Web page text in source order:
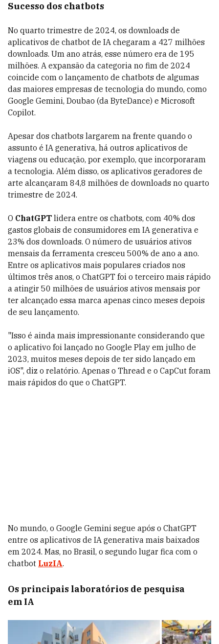
Sucesso dos chatbots
No quarto trimestre de 2024, os downloads de
aplicativos de chatbot de IA chegaram a 427 milhões
downloads. Um ano atrás, esse número era de 195
milhões. A expansão da categoria no fim de 2024
coincide com o lançamento de chatbots de algumas
das maiores empresas de tecnologia do mundo, como
Google Gemini, Doubao (da ByteDance) e Microsoft
Copilot.
Apesar dos chatbots largarem na frente quando o
assunto é IA generativa, há outros aplicativos de
viagens ou educação, por exemplo, que incorporaram
a tecnologia. Além disso, os aplicativos geradores de
arte alcançaram 84,8 milhões de downloads no quarto
trimestre de 2024.
O ChatGPT lidera entre os chatbots, com 40% dos
gastos globais de consumidores em IA generativa e
23% dos downloads. O número de usuários ativos
mensais da ferramenta cresceu 500% de ano a ano.
Entre os aplicativos mais populares criados nos
últimos três anos, o ChatGPT foi o terceiro mais rápido
a atingir 50 milhões de usuários ativos mensais por
ter alcançado essa marca apenas cinco meses depois
de seu lançamento.
"Isso é ainda mais impressionante considerando que
o aplicativo foi lançado no Google Play em julho de
2023, muitos meses depois de ter sido lançado em
iOS", diz o relatório. Apenas o Thread e o CapCut foram
mais rápidos do que o ChatGPT.
No mundo, o Google Gemini segue após o ChatGPT
entre os aplicativos de IA generativa mais baixados
em 2024. Mas, no Brasil, o segundo lugar fica com o
chatbot LuzIA.
Os principais laboratórios de pesquisa
em IA